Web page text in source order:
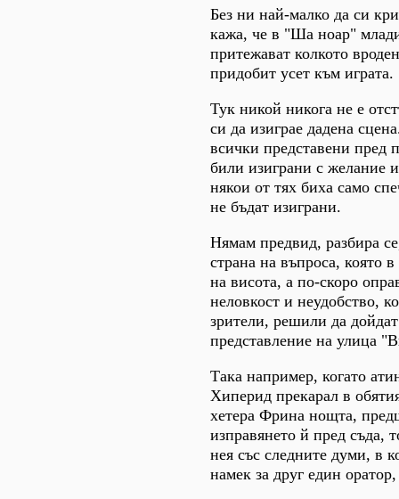
Без ни най-малко да си
кажа, че в "Ша ноар"
притежават колкото
придобит усет към играта.
Тук никой никога не е
си да изиграе дадена
всички представени пред
били изиграни с желание
някои от тях биха само
не бъдат изиграни.
Нямам предвид, разбира
страна на въпроса, която
на висота, а по-скоро
неловкост и неудобство,
зрители, решили да
представление на улица
Така например, когато
Хиперид прекарал в
хетера Фрина нощта,
изправянето й пред съда,
нея със следните думи, в
намек за друг един